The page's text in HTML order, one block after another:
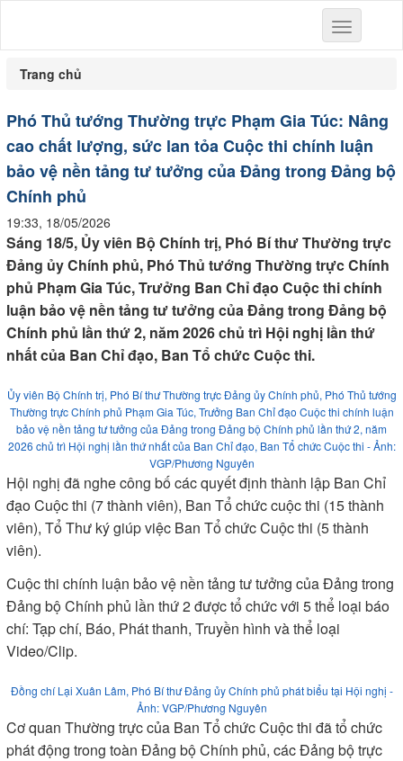
Toggle
navigation
Trang chủ
Phó Thủ tướng Thường trực Phạm Gia Túc: Nâng
cao chất lượng, sức lan tỏa Cuộc thi chính luận
bảo vệ nền tảng tư tưởng của Đảng trong Đảng bộ
Chính phủ
19:33, 18/05/2026
Sáng 18/5, Ủy viên Bộ Chính trị, Phó Bí thư Thường trực
Đảng ủy Chính phủ, Phó Thủ tướng Thường trực Chính
phủ Phạm Gia Túc, Trưởng Ban Chỉ đạo Cuộc thi chính
luận bảo vệ nền tảng tư tưởng của Đảng trong Đảng bộ
Chính phủ lần thứ 2, năm 2026 chủ trì Hội nghị lần thứ
nhất của Ban Chỉ đạo, Ban Tổ chức Cuộc thi.
Ủy viên Bộ Chính trị, Phó Bí thư Thường trực Đảng ủy Chính phủ, Phó Thủ tướng
Thường trực Chính phủ Phạm Gia Túc, Trưởng Ban Chỉ đạo Cuộc thi chính luận
bảo vệ nền tảng tư tưởng của Đảng trong Đảng bộ Chính phủ lần thứ 2, năm
2026 chủ trì Hội nghị lần thứ nhất của Ban Chỉ đạo, Ban Tổ chức Cuộc thi - Ảnh:
VGP/Phương Nguyên
Hội nghị đã nghe công bố các quyết định thành lập Ban Chỉ
đạo Cuộc thi (7 thành viên), Ban Tổ chức cuộc thi (15 thành
viên), Tổ Thư ký giúp việc Ban Tổ chức Cuộc thi (5 thành
viên).
Cuộc thi chính luận bảo vệ nền tảng tư tưởng của Đảng trong
Đảng bộ Chính phủ lần thứ 2 được tổ chức với 5 thể loại báo
chí: Tạp chí, Báo, Phát thanh, Truyền hình và thể loại
Video/Clip.
Đồng chí Lại Xuân Lâm, Phó Bí thư Đảng ủy Chính phủ phát biểu tại Hội nghị -
Ảnh: VGP/Phương Nguyên
Cơ quan Thường trực của Ban Tổ chức Cuộc thi đã tổ chức
phát động trong toàn Đảng bộ Chính phủ, các Đảng bộ trực